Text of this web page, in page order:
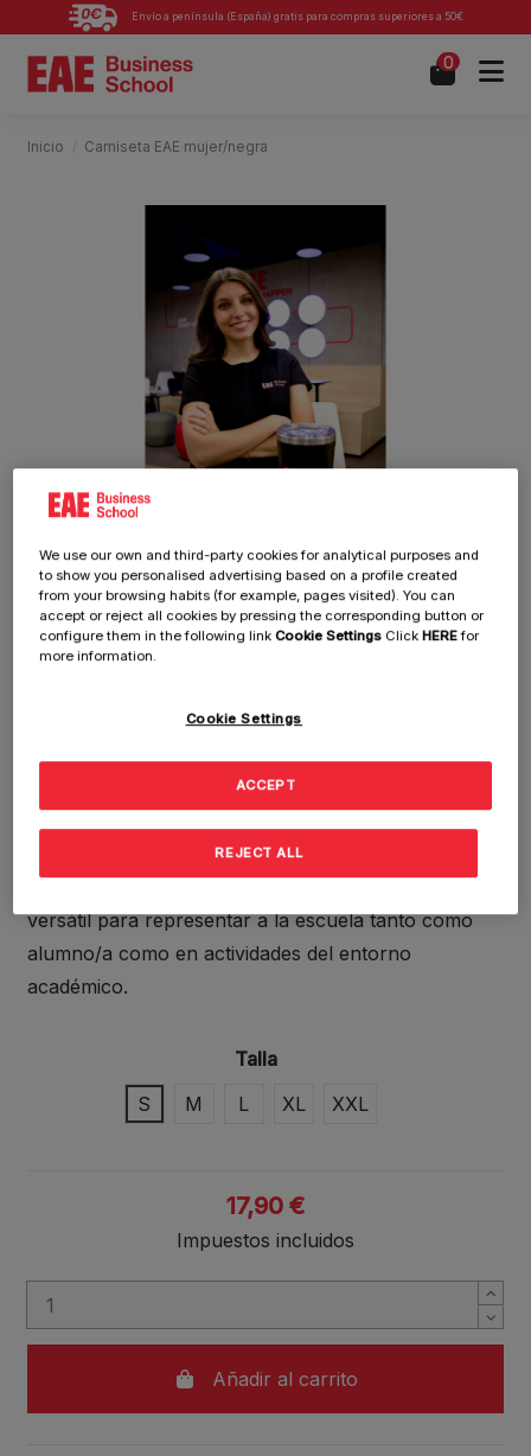
Envío a península (España) gratis para compras superiores a 50€
0
Inicio Camiseta EAE mujer/negra
Camiseta EAE mujer/negra
día en EAE, en formato camiseta. Pensada para el
y eventos informales, refleja tu pertenencia a la
comunidad EAE con un estilo moderno. Un básico
versátil para representar a la escuela tanto como
alumno/a como en actividades del entorno
académico.
Talla
S
M L XL XXL
17,90 €
Impuestos incluidos
Añadir al carrito
We use our own and third-party cookies for analytical purposes and
to show you personalised advertising based on a profile created
from your browsing habits (for example, pages visited). You can
accept or reject all cookies by pressing the corresponding button or
configure them in the following linkCookie Settings ClickHEREfor
more information.
Cookie Settings
REJECT ALL
ACCEPT